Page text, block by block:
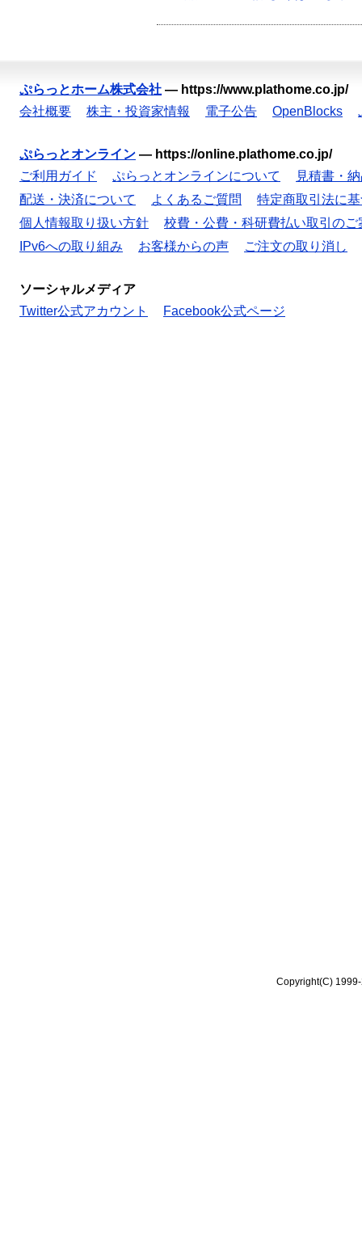
ぷらっとホーム株式会社 — https://www.plathome.co.jp/
会社概要
株主・投資家情報 電子公告 OpenBlocks
ぷらっとオンライン — https://online.plathome.co.jp/
ご利用ガイド
ぷらっとオンラインについて
見積書・
配送・決済について
よくあるご質問
特定商取引法に
個人情報取り扱い方針
校費・公費・科研費払い取引のご
IPv6への取り組み
お客様からの声 ご注文の取り消し
ソーシャルメディア
Twitter公式アカウント
Facebook公式ページ
Copyright(C)